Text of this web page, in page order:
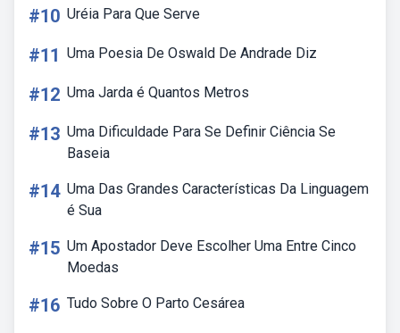
#10 Uréia Para Que Serve
#11 Uma Poesia De Oswald De Andrade Diz
#12 Uma Jarda é Quantos Metros
#13 Uma Dificuldade Para Se Definir Ciência Se
Baseia
#14 Uma Das Grandes Características Da Linguagem
é Sua
#15 Um Apostador Deve Escolher Uma Entre Cinco
Moedas
#16 Tudo Sobre O Parto Cesárea